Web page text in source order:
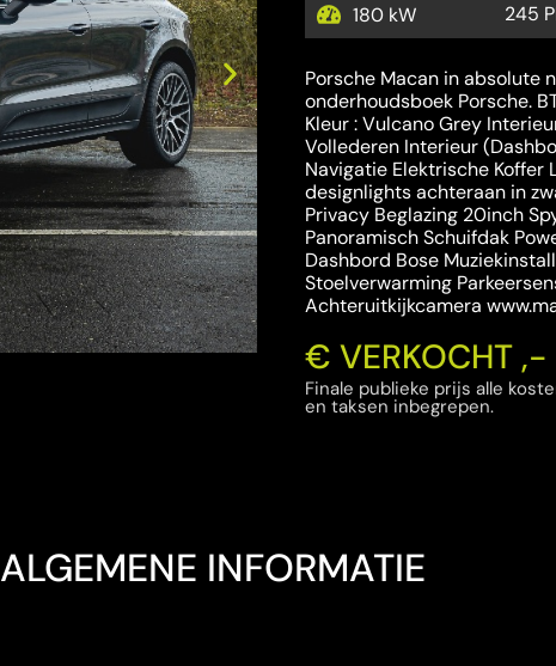
180 kW
245
Porsche Macan in absolute
onderhoudsboek Porsche.
Kleur : Vulcano Grey
Vollederen Interieur
Navigatie Elektrische Koffer
designlights achteraan in
Privacy Beglazing 20inch
Panoramisch Schuifdak
Dashbord Bose
Stoelverwarming
Achteruitkijkcamera
€ VERKOCHT ,-
Finale publieke prijs alle
en taksen inbegrepen.
ALGEMENE INFORMATIE